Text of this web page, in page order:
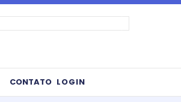
CONTATO LOGIN